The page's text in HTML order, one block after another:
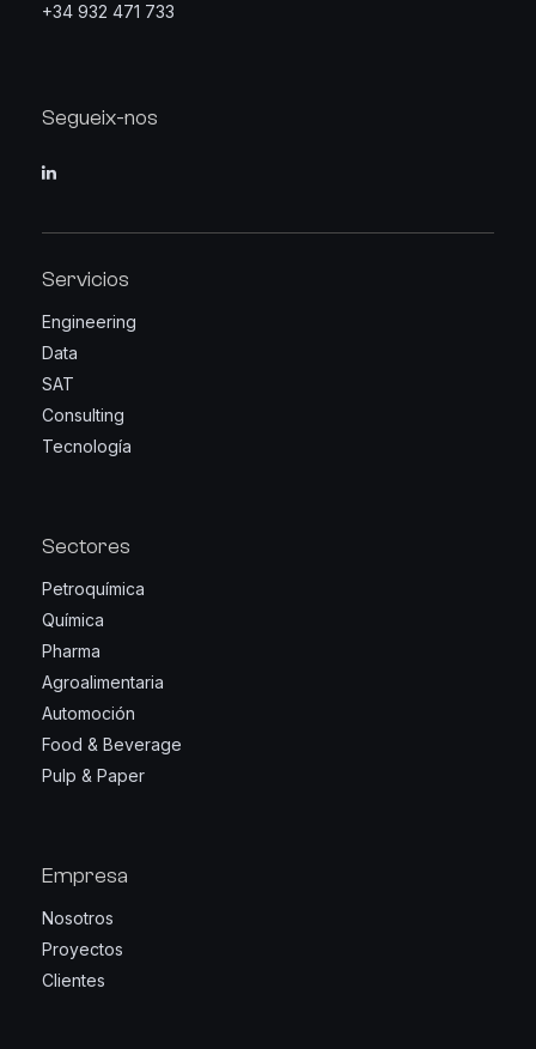
+34 932 471 733
Segueix-nos
Servicios
Engineering
Data
SAT
Consulting
Tecnología
Sectores
Petroquímica
Química
Pharma
Agroalimentaria
Automoción
Food & Beverage
Pulp & Paper
Empresa
Nosotros
Proyectos
Clientes